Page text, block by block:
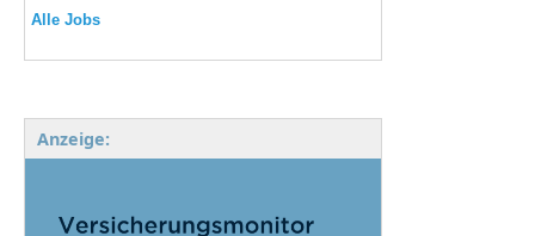
Alle Jobs
Anzeige: